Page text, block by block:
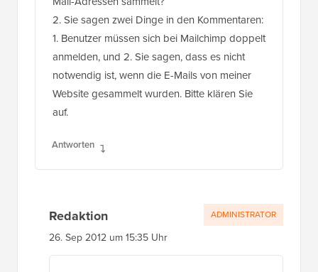
2. Sie sagen zwei Dinge in den Kommentaren:
1. Benutzer müssen sich bei Mailchimp doppelt
anmelden, und 2. Sie sagen, dass es nicht
notwendig ist, wenn die E-Mails von meiner
Website gesammelt wurden. Bitte klären Sie
auf.
Antworten
Redaktion
26. Sep 2012 um 15:35 Uhr
ADMINISTRATOR